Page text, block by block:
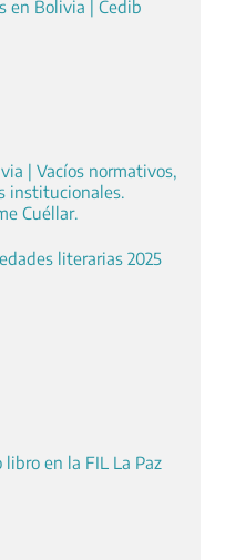
en Bolivia | Cedib
| Vacíos normativos,
institucionales.
Cuéllar.
literarias 2025
en la FIL La Paz